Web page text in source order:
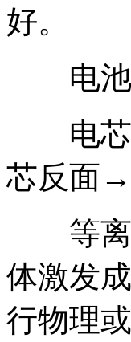
好。
电池
电芯
芯反面
等离
体激发
行物理